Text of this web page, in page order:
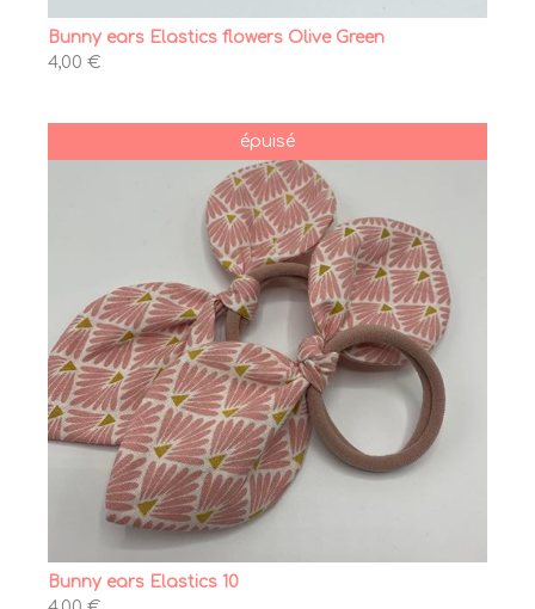
Bunny ears Elastics flowers Olive Green
4,00 €
épuisé
Bunny ears Elastics 10